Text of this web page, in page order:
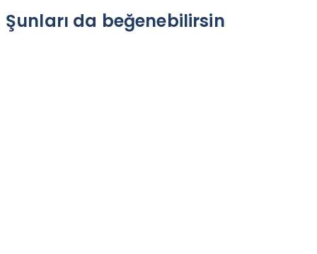
Şunları da beğenebilirsin